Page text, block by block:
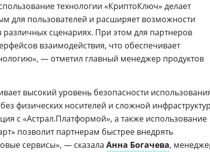
технологии «КриптоКлюч» делает
для пользователей и расширяет возможности
сценариях. При этом для партнеров
взаимодействия, что обеспечивает
— отметил главный менеджер продуктов
высокий уровень безопасности
физических носителей и сложной
с «Астрал.Платформой», а также использование
позволит партнерам быстрее внедрять
сервисы», — сказала Анна Богачева,